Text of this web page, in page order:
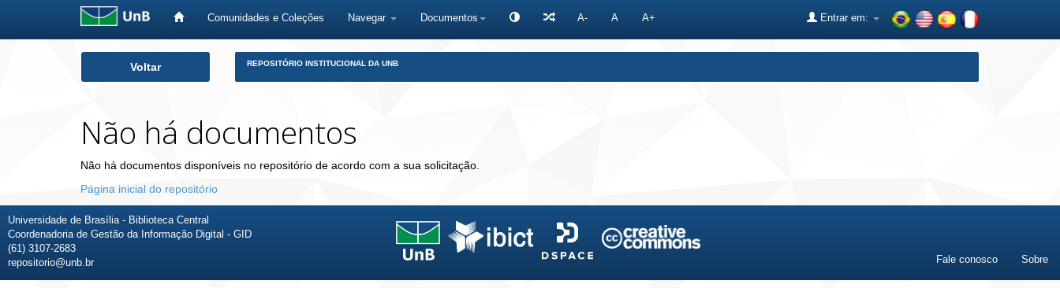
Comunidades e Coleções Navegar Documentos A- A A+ Entrar em:
Voltar REPOSITÓRIO INSTITUCIONAL DA UNB
Não há documentos
Não há documentos disponíveis no repositório de acordo com a sua solicitação.
Página inicial do repositório
Universidade de Brasília - Biblioteca Central
Coordenadoria de Gestão da Informação Digital - GID
(61) 3107-2683
repositorio@unb.br
Fale conosco Sobre